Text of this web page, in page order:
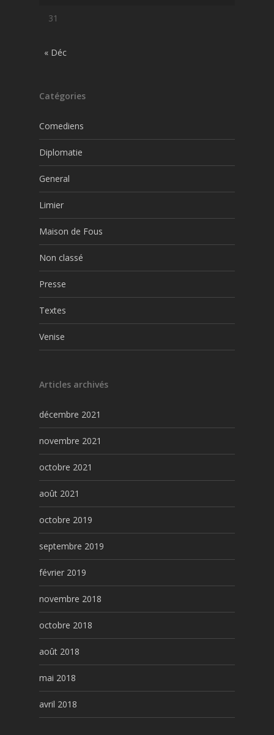
31
« Déc
Catégories
Comediens
Diplomatie
General
Limier
Maison de Fous
Non classé
Presse
Textes
Venise
Articles archivés
décembre 2021
novembre 2021
octobre 2021
août 2021
octobre 2019
septembre 2019
février 2019
novembre 2018
octobre 2018
août 2018
mai 2018
avril 2018